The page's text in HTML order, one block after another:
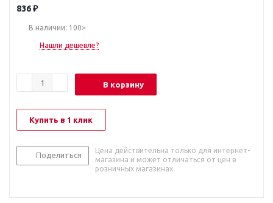
836₽
В наличии: 100>
Нашли дешевле?
В корзину
Купить в 1 клик
Поделиться
Цена действительна только для интернет-
магазина и может отличаться от цен в
розничных магазинах